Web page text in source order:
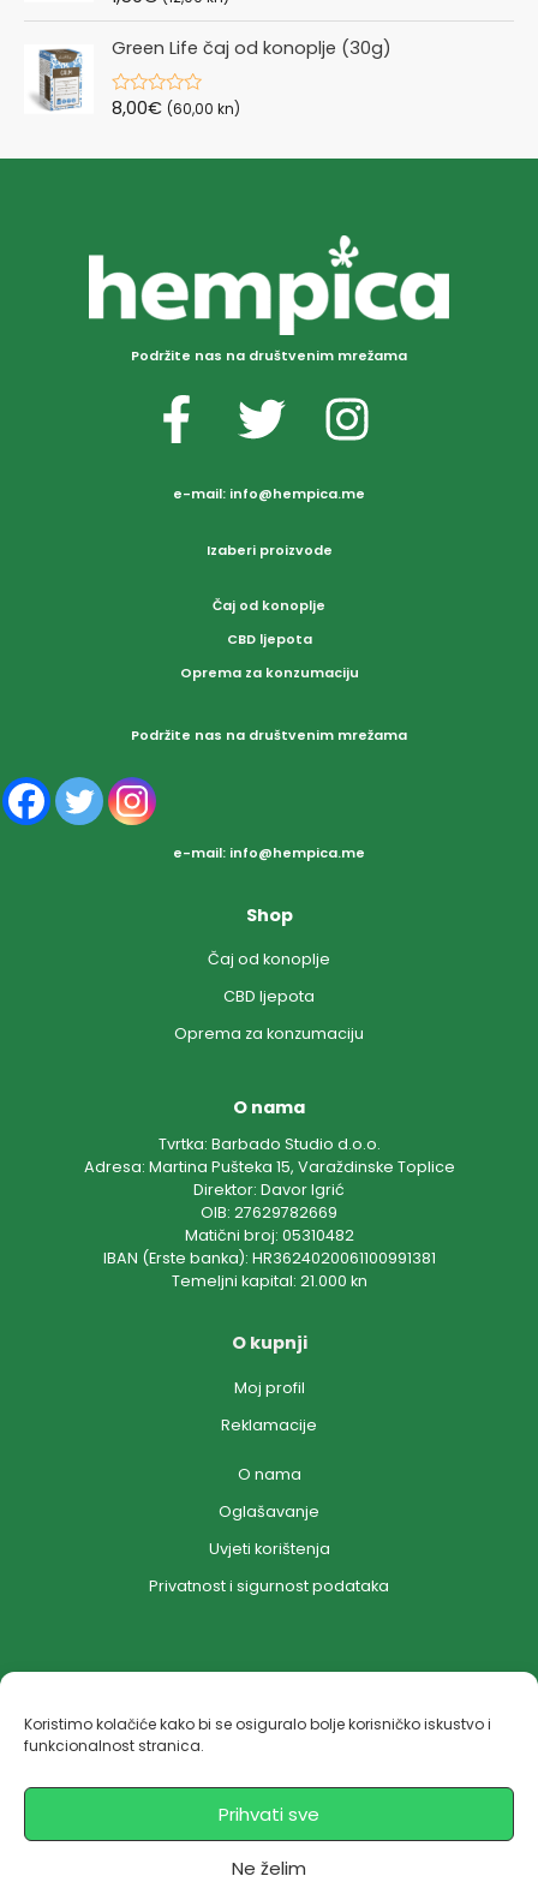
Koristimo kolačiće kako bi se osiguralo bolje korisničko iskustvo i
funkcionalnost stranica.
Prihvati sve
Ne želim
t
f
e
0
o
u
f
Green Life čaj od konoplje (30g)
R
e
f
5
8,00€ (60,00 kn)
Podržite nas na društvenim mrežama
e-mail: info@hempica.me
Izaberi proizvode
Čaj od konoplje
CBD ljepota
Oprema za konzumaciju
Podržite nas na društvenim mrežama
e-mail: info@hempica.me
Shop
Čaj od konoplje
CBD ljepota
Oprema za konzumaciju
O nama
Tvrtka: Barbado Studio d.o.o.
Adresa: Martina Pušteka 15, Varaždinske Toplice
Direktor: Davor Igrić
OIB: 27629782669
Matični broj: 05310482
IBAN (Erste banka): HR3624020061100991381
Temeljni kapital: 21.000 kn
O kupnji
Moj profil
Reklamacije
O nama
Oglašavanje
Uvjeti korištenja
Privatnost i sigurnost podataka
Copyright © 2026 Hempica | Powered by Wordpress